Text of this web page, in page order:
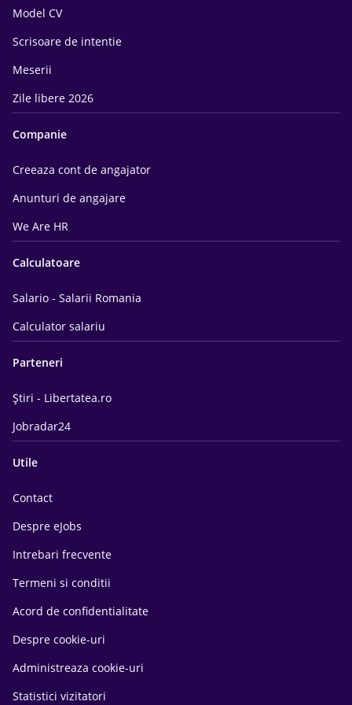
Model CV
Scrisoare de intentie
Meserii
Zile libere 2026
Companie
Creeaza cont de angajator
Anunturi de angajare
We Are HR
Calculatoare
Salario - Salarii Romania
Calculator salariu
Parteneri
Știri - Libertatea.ro
Jobradar24
Utile
Contact
Despre eJobs
Intrebari frecvente
Termeni si conditii
Acord de confidentialitate
Despre cookie-uri
Administreaza cookie-uri
Statistici vizitatori